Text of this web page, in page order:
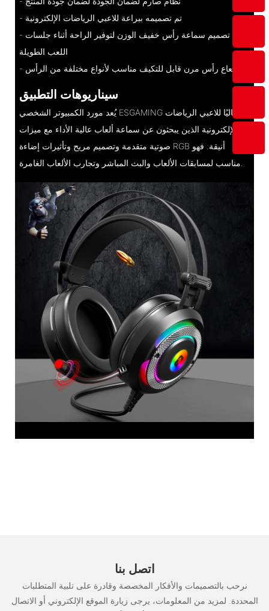
- تم تصميمه ببراعة للاعبي الرياضات الإلكترونية
- تصميم سماعة رأس خفيف الوزن لتوفير الراحة أثناء جلسات
اللعب الطويلة
- شعاع رأس مرن قابل للتكيف مناسب لأنواع مختلفة من الرأس
سيناريوهات التطبيق
يُعد مورد الكمبيوتر الشخصي ESGAMING مثاليًا للاعبي الرياضات
الإلكترونية الذين يبحثون عن سماعة ألعاب عالية الأداء مع ميزات
صوتية متقدمة وتصميم مريح وتأثيرات إضاءة RGB أنيقة. فهو
اتصل بنا
نرحب بالتصميمات والأفكار المخصصة وقادرة على تلبية المتطلبات
المحددة. لمزيد من المعلومات، يرجى زيارة الموقع الإلكتروني أو الاتصال